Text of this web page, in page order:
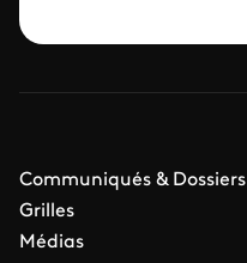
Communiqués & Dossiers
Grilles
Médias